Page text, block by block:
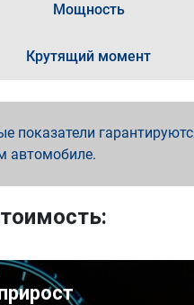
Мощность
Крутящий момент
показатели
автомобиле.